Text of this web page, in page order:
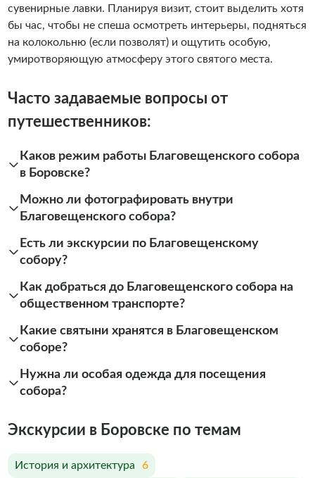
сувенирные лавки. Планируя визит, стоит выделить хотя
бы час, чтобы не спеша осмотреть интерьеры, подняться
на колокольню (если позволят) и ощутить особую,
умиротворяющую атмосферу этого святого места.
Часто задаваемые вопросы от
путешественников:
Каков режим работы Благовещенского собора
в Боровске?
Можно ли фотографировать внутри
Благовещенского собора?
Есть ли экскурсии по Благовещенскому
собору?
Как добраться до Благовещенского собора на
общественном транспорте?
Какие святыни хранятся в Благовещенском
соборе?
Нужна ли особая одежда для посещения
собора?
Экскурсии в Боровске по темам
История и архитектура 6